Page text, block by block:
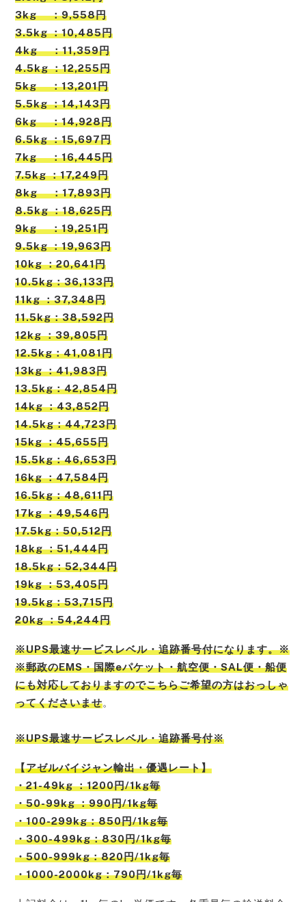
3kg ：9,558円
3.5kg ：10,485円
4kg ：11,359円
4.5kg ：12,255円
5kg ：13,201円
5.5kg ：14,143円
6kg ：14,928円
6.5kg ：15,697円
7kg ：16,445円
7.5kg ：17,249円
8kg ：17,893円
8.5kg ：18,625円
9kg ：19,251円
9.5kg ：19,963円
10kg ：20,641円
10.5kg：36,133円
11kg ：37,348円
11.5kg：38,592円
12kg ：39,805円
12.5kg：41,081円
13kg ：41,983円
13.5kg：42,854円
14kg ：43,852円
14.5kg：44,723円
15kg ：45,655円
15.5kg：46,653円
16kg ：47,584円
16.5kg：48,611円
17kg ：49,546円
17.5kg：50,512円
18kg ：51,444円
18.5kg：52,344円
19kg ：53,405円
19.5kg：53,715円
20kg ：54,244円
※UPS最速サービスレベル・追跡番号付になります。※
※郵政のEMS・国際eパケット・航空便・SAL便・船便
にも対応しておりますのでこちらご希望の方はおっしゃ
ってくださいませ。
※UPS最速サービスレベル・追跡番号付※
【アゼルバイジャン輸出・優遇レート】
・21-49kg ：1200円/1kg毎
・50-99kg ：990円/1kg毎
・100-299kg：850円/1kg毎
・300-499kg：830円/1kg毎
・500-999kg：820円/1kg毎
・1000-2000kg：790円/1kg毎